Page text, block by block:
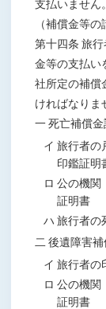
支払いません。
（補償金等の
第十四条 旅
金等の支払い
社所定の補償
ければなりま
一 死亡補償
イ 旅行者の
印鑑証明
ロ 公の機
証明書
ハ 旅行者の
二 後遺障害
イ 旅行者の
ロ 公の機
証明書